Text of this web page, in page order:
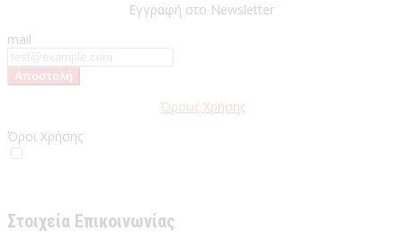
Εγγραφή στο Newsletter
mail
Όρους Χρήσης
Όροι Χρήσης
Στοιχεία Επικοινωνίας